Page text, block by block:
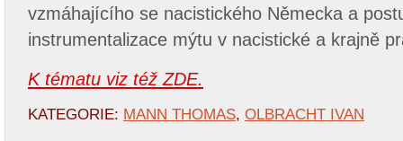
vzmáhajícího se nacistického Německa a
instrumentalizace mýtu v nacistické a krajně
K tématu viz též ZDE.
KATEGORIE: MANN THOMAS, OLBRACHT IVAN